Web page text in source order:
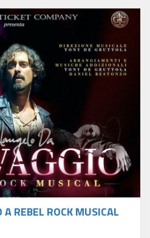
REBEL ROCK MUSICAL